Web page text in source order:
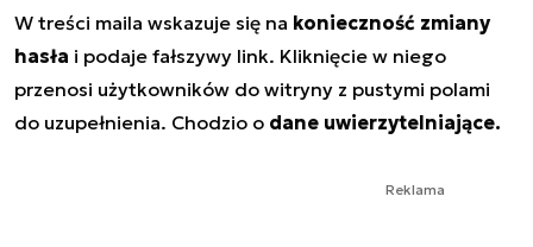
W treści maila wskazuje się na konieczność zmiany
hasła i podaje fałszywy link. Kliknięcie w niego
przenosi użytkowników do witryny z pustymi polami
do uzupełnienia. Chodzio o dane uwierzytelniające.
Reklama